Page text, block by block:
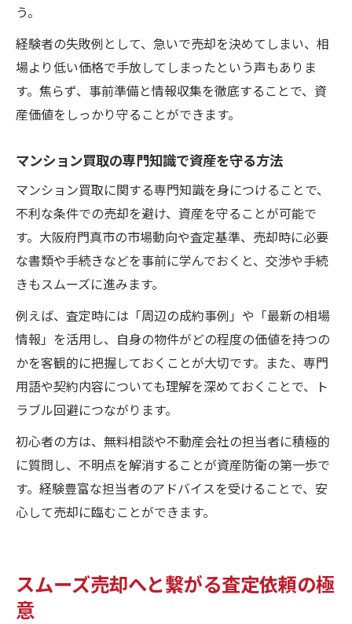
う。
経験者の失敗例として、急いで売却を決めてしまい、相
場より低い価格で手放してしまったという声もありま
す。焦らず、事前準備と情報収集を徹底することで、資
産価値をしっかり守ることができます。
マンション買取の専門知識で資産を守る方法
マンション買取に関する専門知識を身につけることで、
不利な条件での売却を避け、資産を守ることが可能で
す。大阪府門真市の市場動向や査定基準、売却時に必要
な書類や手続きなどを事前に学んでおくと、交渉や手続
きもスムーズに進みます。
例えば、査定時には「周辺の成約事例」や「最新の相場
情報」を活用し、自身の物件がどの程度の価値を持つの
かを客観的に把握しておくことが大切です。また、専門
用語や契約内容についても理解を深めておくことで、ト
ラブル回避につながります。
初心者の方は、無料相談や不動産会社の担当者に積極的
に質問し、不明点を解消することが資産防衛の第一歩で
す。経験豊富な担当者のアドバイスを受けることで、安
心して売却に臨むことができます。
スムーズ売却へと繋がる査定依頼の極
意